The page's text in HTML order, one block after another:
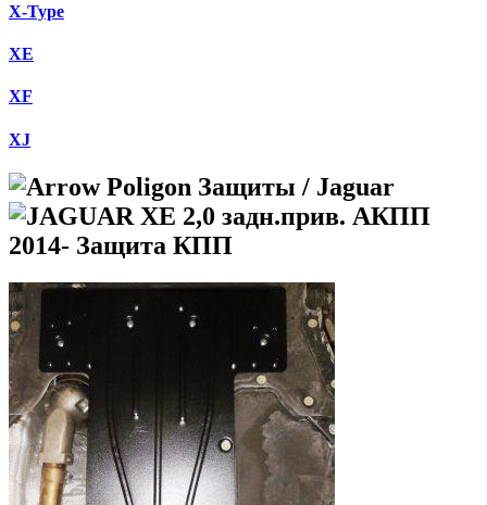
X-Type
XE
XF
XJ
Защиты / Jaguar